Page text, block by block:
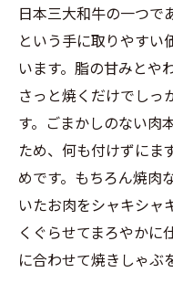
日本三大和牛の一つで
という手に取りやすい
います。脂の甘みとや
さっと焼くだけでしっ
す。ごまかしのない肉
ため、何も付けずにま
めです。もちろん焼肉
いたお肉をシャキシャ
くぐらせてまろやかに
に合わせて焼きしゃぶ